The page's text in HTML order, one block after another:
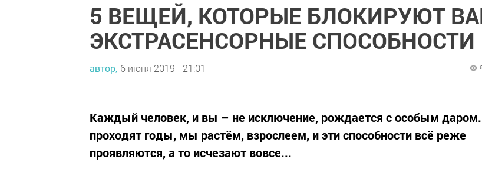
5 ВЕЩЕЙ, КОТОРЫЕ БЛОКИРУЮТ
ЭКСТРАСЕНСОРНЫЕ СПОСОБНОСТИ
автор, 6 июня 2019 - 21:01
Каждый человек, и вы – не исключение, рождается с особым
проходят годы, мы растём, взрослеем, и эти способности всё реже
проявляются, а то исчезают вовсе...